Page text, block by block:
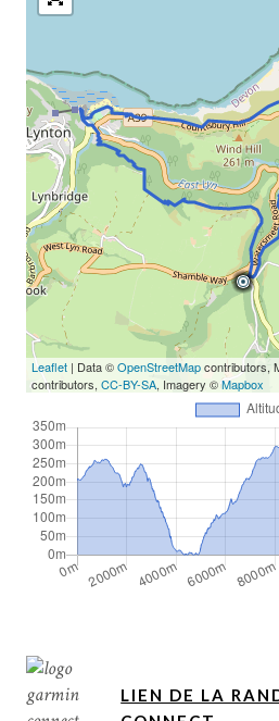
Leaflet | Data ©OpenStreetMapcontributors,
contributors, CC-BY-SA, Imagery ©Mapbox
LIEN DE LA